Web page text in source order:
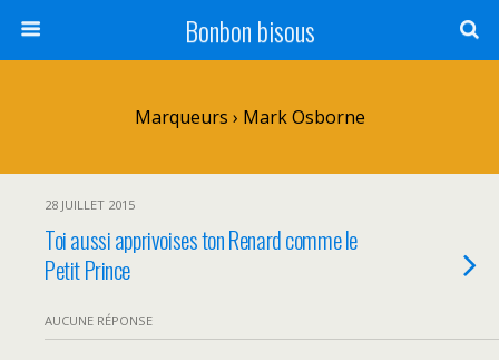
Bonbon bisous
Marqueurs › Mark Osborne
28 JUILLET 2015
Toi aussi apprivoises ton Renard comme le
Petit Prince
AUCUNE RÉPONSE